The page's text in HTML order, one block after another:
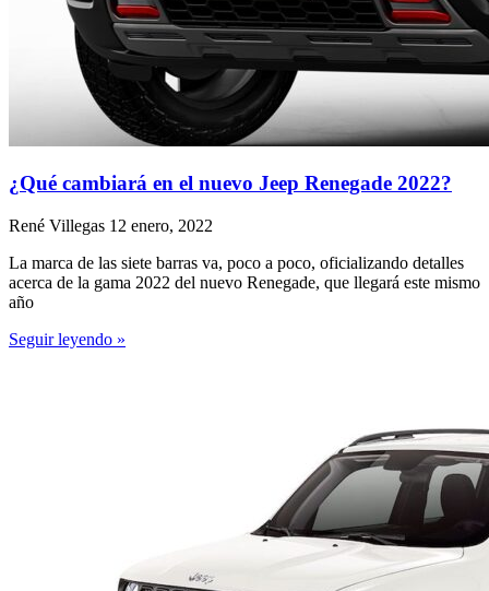
¿Qué cambiará en el nuevo Jeep Renegade 2022?
René Villegas 12 enero, 2022
La marca de las siete barras va, poco a poco, oficializando detalles
acerca de la gama 2022 del nuevo Renegade, que llegará este mismo
año
Seguir leyendo »